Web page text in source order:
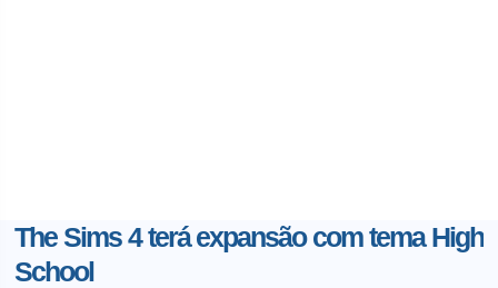
The Sims 4 terá expansão com tema High
School